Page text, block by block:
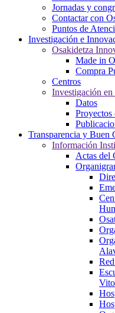
Jornadas y
Contactar con
Puntos de
Investigación e
Osakidetza
Made in
Compra
Centros
Investigación en
Datos
Proyectos
Transparencia y Buen
Información
Actas del